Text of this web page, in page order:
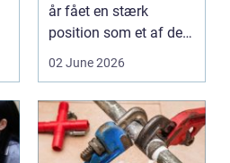
år fået en stærk
position som et af de
mest alsidige valg til
02 June 2026